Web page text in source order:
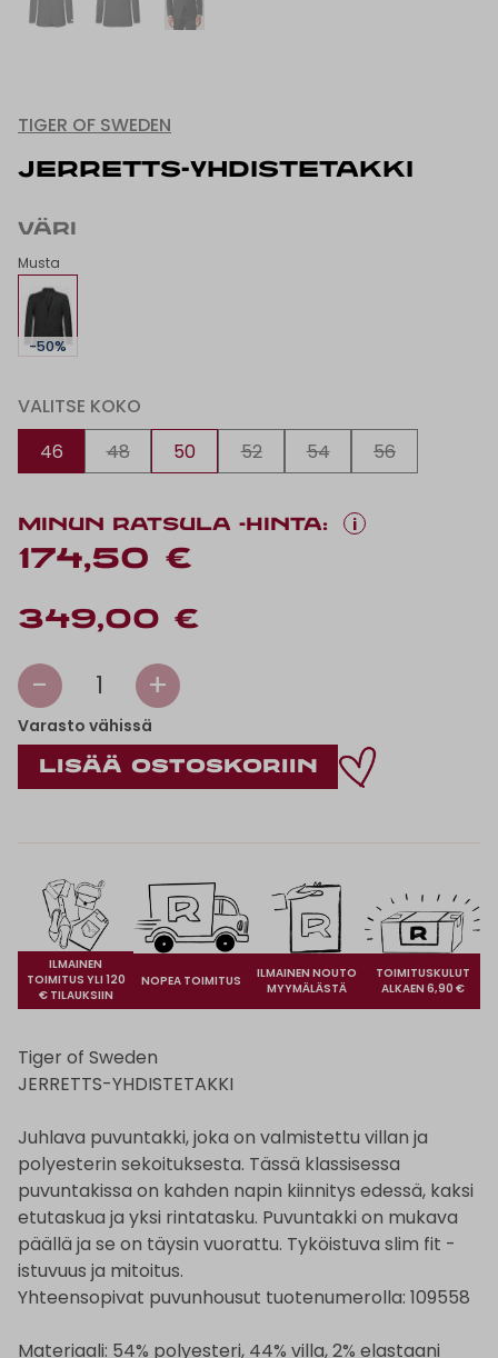
TIGER OF SWEDEN
JERRETTS-YHDISTETAKKI
VÄRI
Musta
-50%
VALITSE KOKO
46
48 50 52 54 56
MINUN RATSULA -HINTA: i
174,50 €
349,00 €
- 1 +
Varasto vähissä
ILMAINEN
TOIMITUS YLI 120
€ TILAUKSIIN
NOPEA TOIMITUS
ILMAINEN NOUTO
MYYMÄLÄSTÄ
TOIMITUSKULUT
ALKAEN 6,90 €
Tiger of Sweden
JERRETTS-YHDISTETAKKI
Juhlava puvuntakki, joka on valmistettu villan ja
polyesterin sekoituksesta. Tässä klassisessa
puvuntakissa on kahden napin kiinnitys edessä, kaksi
etutaskua ja yksi rintatasku. Puvuntakki on mukava
päällä ja se on täysin vuorattu. Tyköistuva slim fit -
istuvuus ja mitoitus.
Yhteensopivat puvunhousut tuotenumerolla: 109558
Materiaali: 54% polyesteri, 44% villa, 2% elastaani